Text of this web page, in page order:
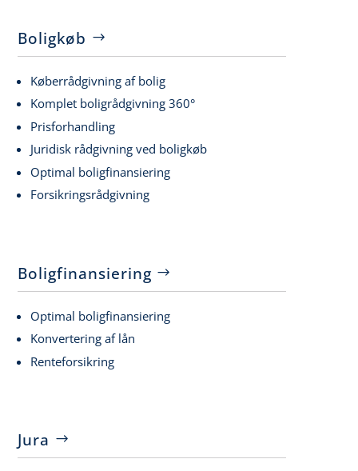
Boligkøb
Køberrådgivning af bolig
Komplet boligrådgivning 360°
Prisforhandling
Juridisk rådgivning ved boligkøb
Optimal boligfinansiering
Forsikringsrådgivning
Boligfinansiering
Optimal boligfinansiering
Konvertering af lån
Renteforsikring
Jura